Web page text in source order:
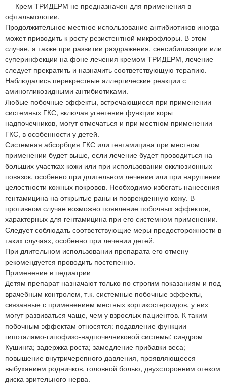
Крем ТРИДЕРМ не предназначен для применения в
офтальмологии.
Продолжительное местное использование антибиотиков иногда
может приводить к росту резистентной микрофлоры. В этом
случае, а также при развитии раздражения, сенсибилизации или
суперинфекции на фоне лечения кремом ТРИДЕРМ, лечение
следует прекратить и назначить соответствующую терапию.
Наблюдались перекрестные аллергические реакции с
аминогликозидными антибиотиками.
Любые побочные эффекты, встречающиеся при применении
системных ГКС, включая угнетение функции коры
надпочечников, могут отмечаться и при местном применении
ГКС, в особенности у детей.
Системная абсорбция ГКС или гентамицина при местном
применении будет выше, если лечение будет проводиться на
больших участках кожи или при использовании окклюзионных
повязок, особенно при длительном лечении или при нарушении
целостности кожных покровов. Необходимо избегать нанесения
гентамицина на открытые раны и поврежденную кожу. В
противном случае возможно появление побочных эффектов,
характерных для гентамицина при его системном применении.
Следует соблюдать соответствующие меры предосторожности в
таких случаях, особенно при лечении детей.
При длительном использовании препарата его отмену
рекомендуется проводить постепенно.
Применение в педиатрии
Детям препарат назначают только по строгим показаниям и под
врачебным контролем, т.к. системные побочные эффекты,
связанные с применением местных кортикостероидов, у них
могут развиваться чаще, чем у взрослых пациентов. К таким
побочным эффектам относятся: подавление функции
гипоталамо-гипофизо-надпочечниковой системы; синдром
Кушинга; задержка роста; замедление прибавки веса;
повышение внутричерепного давления, проявляющееся
выбуханием родничков, головной болью, двухсторонним отеком
диска зрительного нерва.